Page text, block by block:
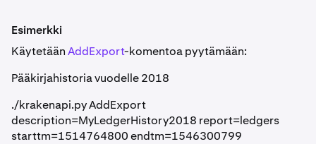
Esimerkki
KäytetäänAddExport-komentoa pyytämään:
Pääkirjahistoria vuodelle 2018
./krakenapi.py AddExport
description=MyLedgerHistory2018 report=ledgers
starttm=1514764800 endtm=1546300799